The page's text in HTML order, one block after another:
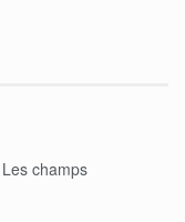
Les champs